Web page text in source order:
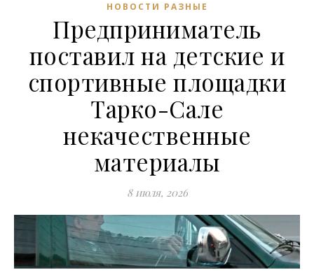
НОВОСТИ РАЗНЫЕ
Предприниматель
поставил на детские и
спортивные площадки
Тарко-Сале
некачественные
материалы
8 июля, 2026